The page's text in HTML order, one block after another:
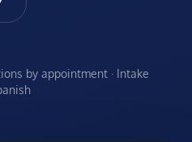
by appointment · Intake